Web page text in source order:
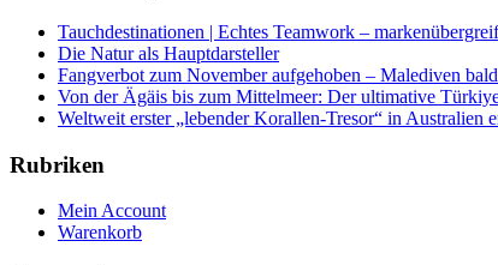
Tauchdestinationen | Echtes Teamwork –
Die Natur als Hauptdarsteller
Fangverbot zum November aufgehoben – Malediven
Von der Ägäis bis zum Mittelmeer: Der ultimative
Weltweit erster „lebender Korallen-Tresor“ in Australien
Rubriken
Mein Account
Warenkorb